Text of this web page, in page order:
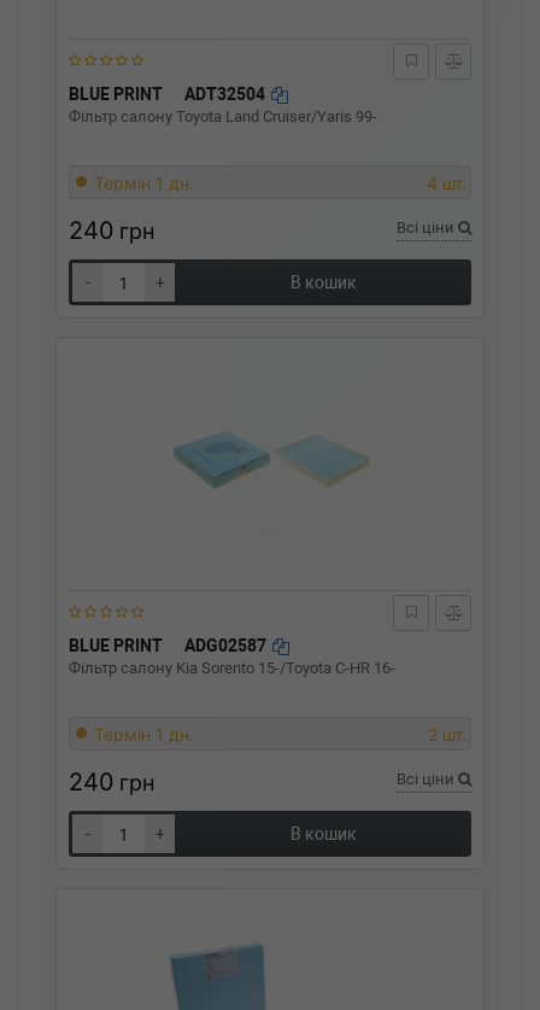
BLUE PRINT ADT32504
Фільтр салону Toyota Land Cruiser/Yaris 99-
Термін 1 дн. 4 шт.
240 грн Всі ціни
- + В кошик
BLUE PRINT ADG02587
Фільтр салону Kia Sorento 15-/Toyota C-HR 16-
Термін 1 дн. 2 шт.
240 грн Всі ціни
- + В кошик